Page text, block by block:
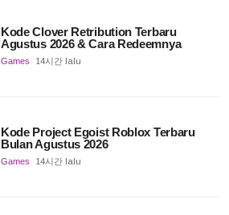
Kode Clover Retribution Terbaru
Agustus 2026 & Cara Redeemnya
Games 14시간 lalu
Kode Project Egoist Roblox Terbaru
Bulan Agustus 2026
Games 14시간 lalu